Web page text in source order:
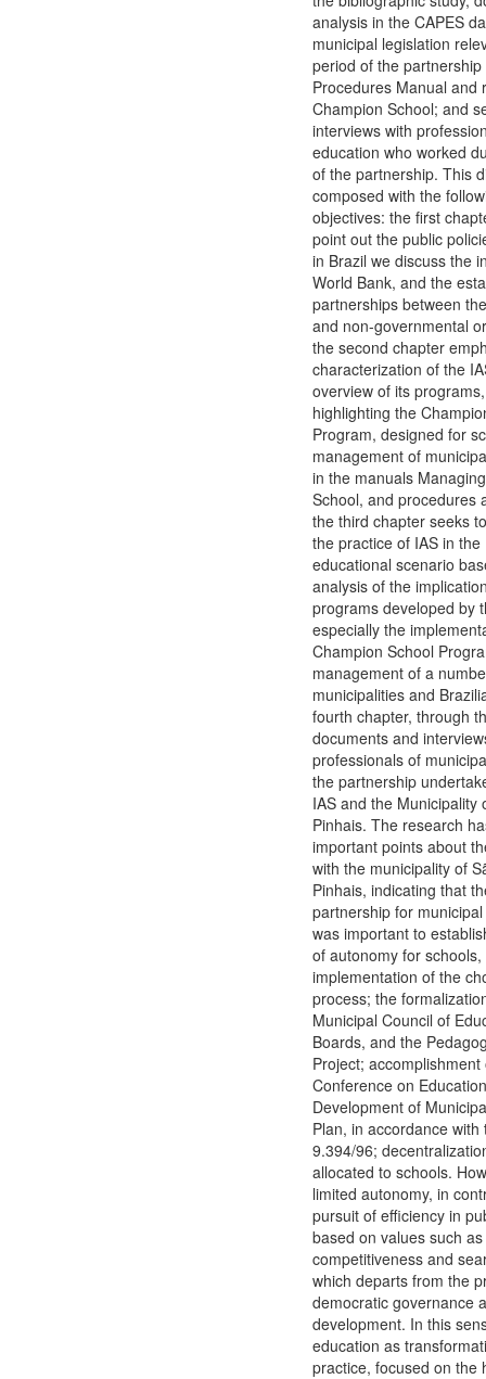
analysis in the CAPES
municipal legislation
period of the partnership
Procedures Manual and
Champion School; and
interviews with
education who worked
of the partnership. This
composed with the
objectives: the first
point out the public
in Brazil we discuss the
World Bank, and the
partnerships between
and non-governmental
the second chapter
characterization of the
overview of its
highlighting the
Program, designed for
management of
in the manuals
School, and procedures
the third chapter seeks
the practice of IAS in the
educational scenario
analysis of the
programs developed by
especially the
Champion School
management of a
municipalities and
fourth chapter, through
documents and
professionals of
the partnership
IAS and the Municipality
Pinhais. The research
important points about
with the municipality of
Pinhais, indicating that
partnership for
was important to
of autonomy for
implementation of the
process; the
Municipal Council of
Boards, and the
Project;
Conference on
Development of
Plan, in accordance with
9.394/96;
allocated to schools.
limited autonomy, in
pursuit of efficiency in
based on values such as
competitiveness and
which departs from the
democratic governance
development. In this
education as
practice, focused on the